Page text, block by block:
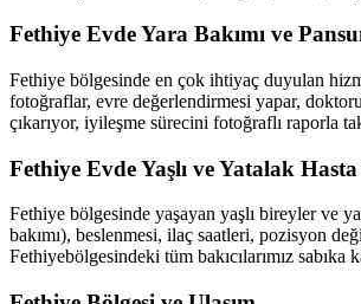
Fethiye Evde Yara Bakımı ve
Fethiye bölgesinde en çok ihtiyaç duyulan
fotoğraflar, evre değerlendirmesi yapar,
çıkarıyor, iyileşme sürecini fotoğraflı raporla
Fethiye Evde Yaşlı ve Yatalak Hasta
Fethiye bölgesinde yaşayan yaşlı bireyler ve
bakımı), beslenmesi, ilaç saatleri, pozisyon
Fethiyebölgesindeki tüm bakıcılarımız